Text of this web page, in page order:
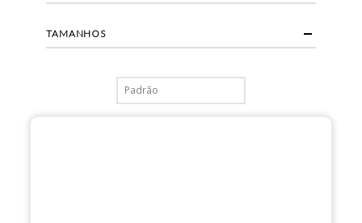
TAMANHOS